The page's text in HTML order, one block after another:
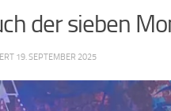
der sieben
19. SEPTEMBER 2025